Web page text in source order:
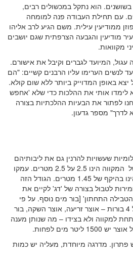
הוא נתקל במכשולים רבים,
עם תחילת העבודה פנה למומחה
ממודיעין עילית. משם הגיע לרב אליהו
מודיעין והגבעה הצרפתית שגם יושבים
מקוואות.
עגול, המיועד לגברים וקיבל את אישורם.
לנשים הערימו עליו הרבנים קשיים: "הם
באופן המדוייק ביותר ללא שום קולא.
לימדו אותי את ההלכות כדי שלא 'אחפש
לפתור את הבעיות ההלכתיות בצורה
לדרך" מספר גדעון.
שעשויות להרנין גם את ליבותיהם
של המחמירים ביותר. גודלו של המקווה הינו 2.5 על 2.5 מטרים. עמקו
2.25 מטרים, ואזור הטבילה הינו בהיקף של 1.45 מטרים. הגודל הזה
לטבול בצורה של 'דג' לקיים את
התחתון' [בור מים נוסף. על פי
דרישת ההלכה ישנם בסך הכל 4 בורות – אוצר זריעה, אוצר השקה, בור
למקווה ולא בצידו – מה שנותן מענה
מים לפחות.
פתרון. מדרגה מיוחדת, מעליה יש כמות